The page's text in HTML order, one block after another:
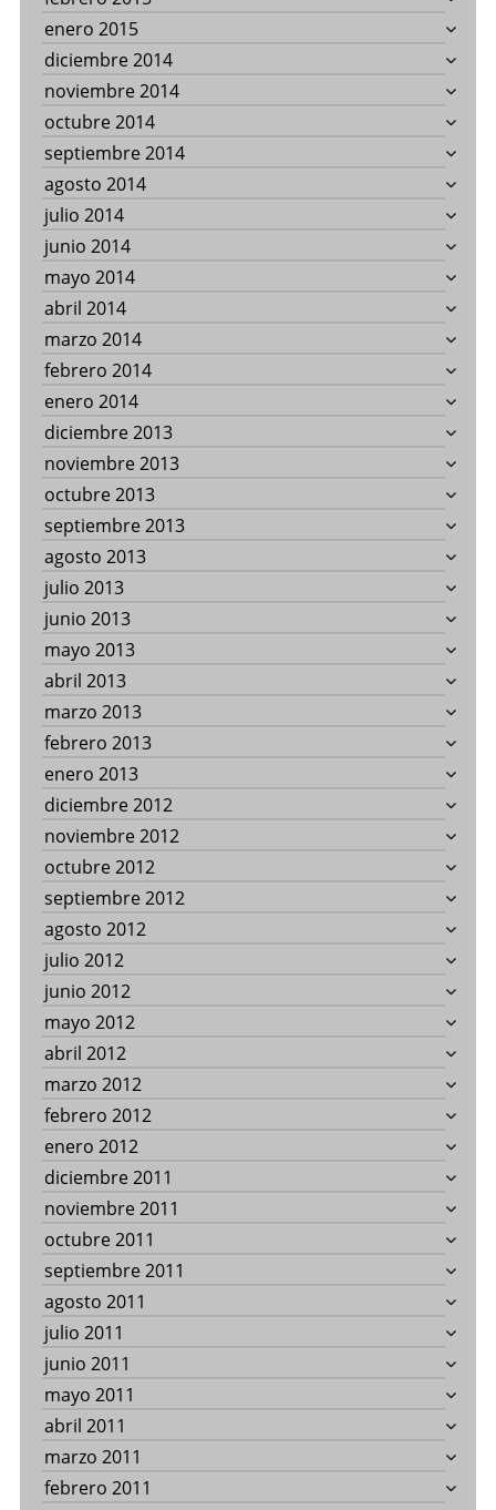
enero 2015
diciembre 2014
noviembre 2014
octubre 2014
septiembre 2014
agosto 2014
julio 2014
junio 2014
mayo 2014
abril 2014
marzo 2014
febrero 2014
enero 2014
diciembre 2013
noviembre 2013
octubre 2013
septiembre 2013
agosto 2013
julio 2013
junio 2013
mayo 2013
abril 2013
marzo 2013
febrero 2013
enero 2013
diciembre 2012
noviembre 2012
octubre 2012
septiembre 2012
agosto 2012
julio 2012
junio 2012
mayo 2012
abril 2012
marzo 2012
febrero 2012
enero 2012
diciembre 2011
noviembre 2011
octubre 2011
septiembre 2011
agosto 2011
julio 2011
junio 2011
mayo 2011
abril 2011
marzo 2011
febrero 2011